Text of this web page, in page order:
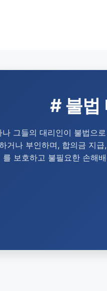
# 불법
그들의 대리인이 불법으
거나 부인하며, 합의금 지
를 보호하고 불필요한 손해